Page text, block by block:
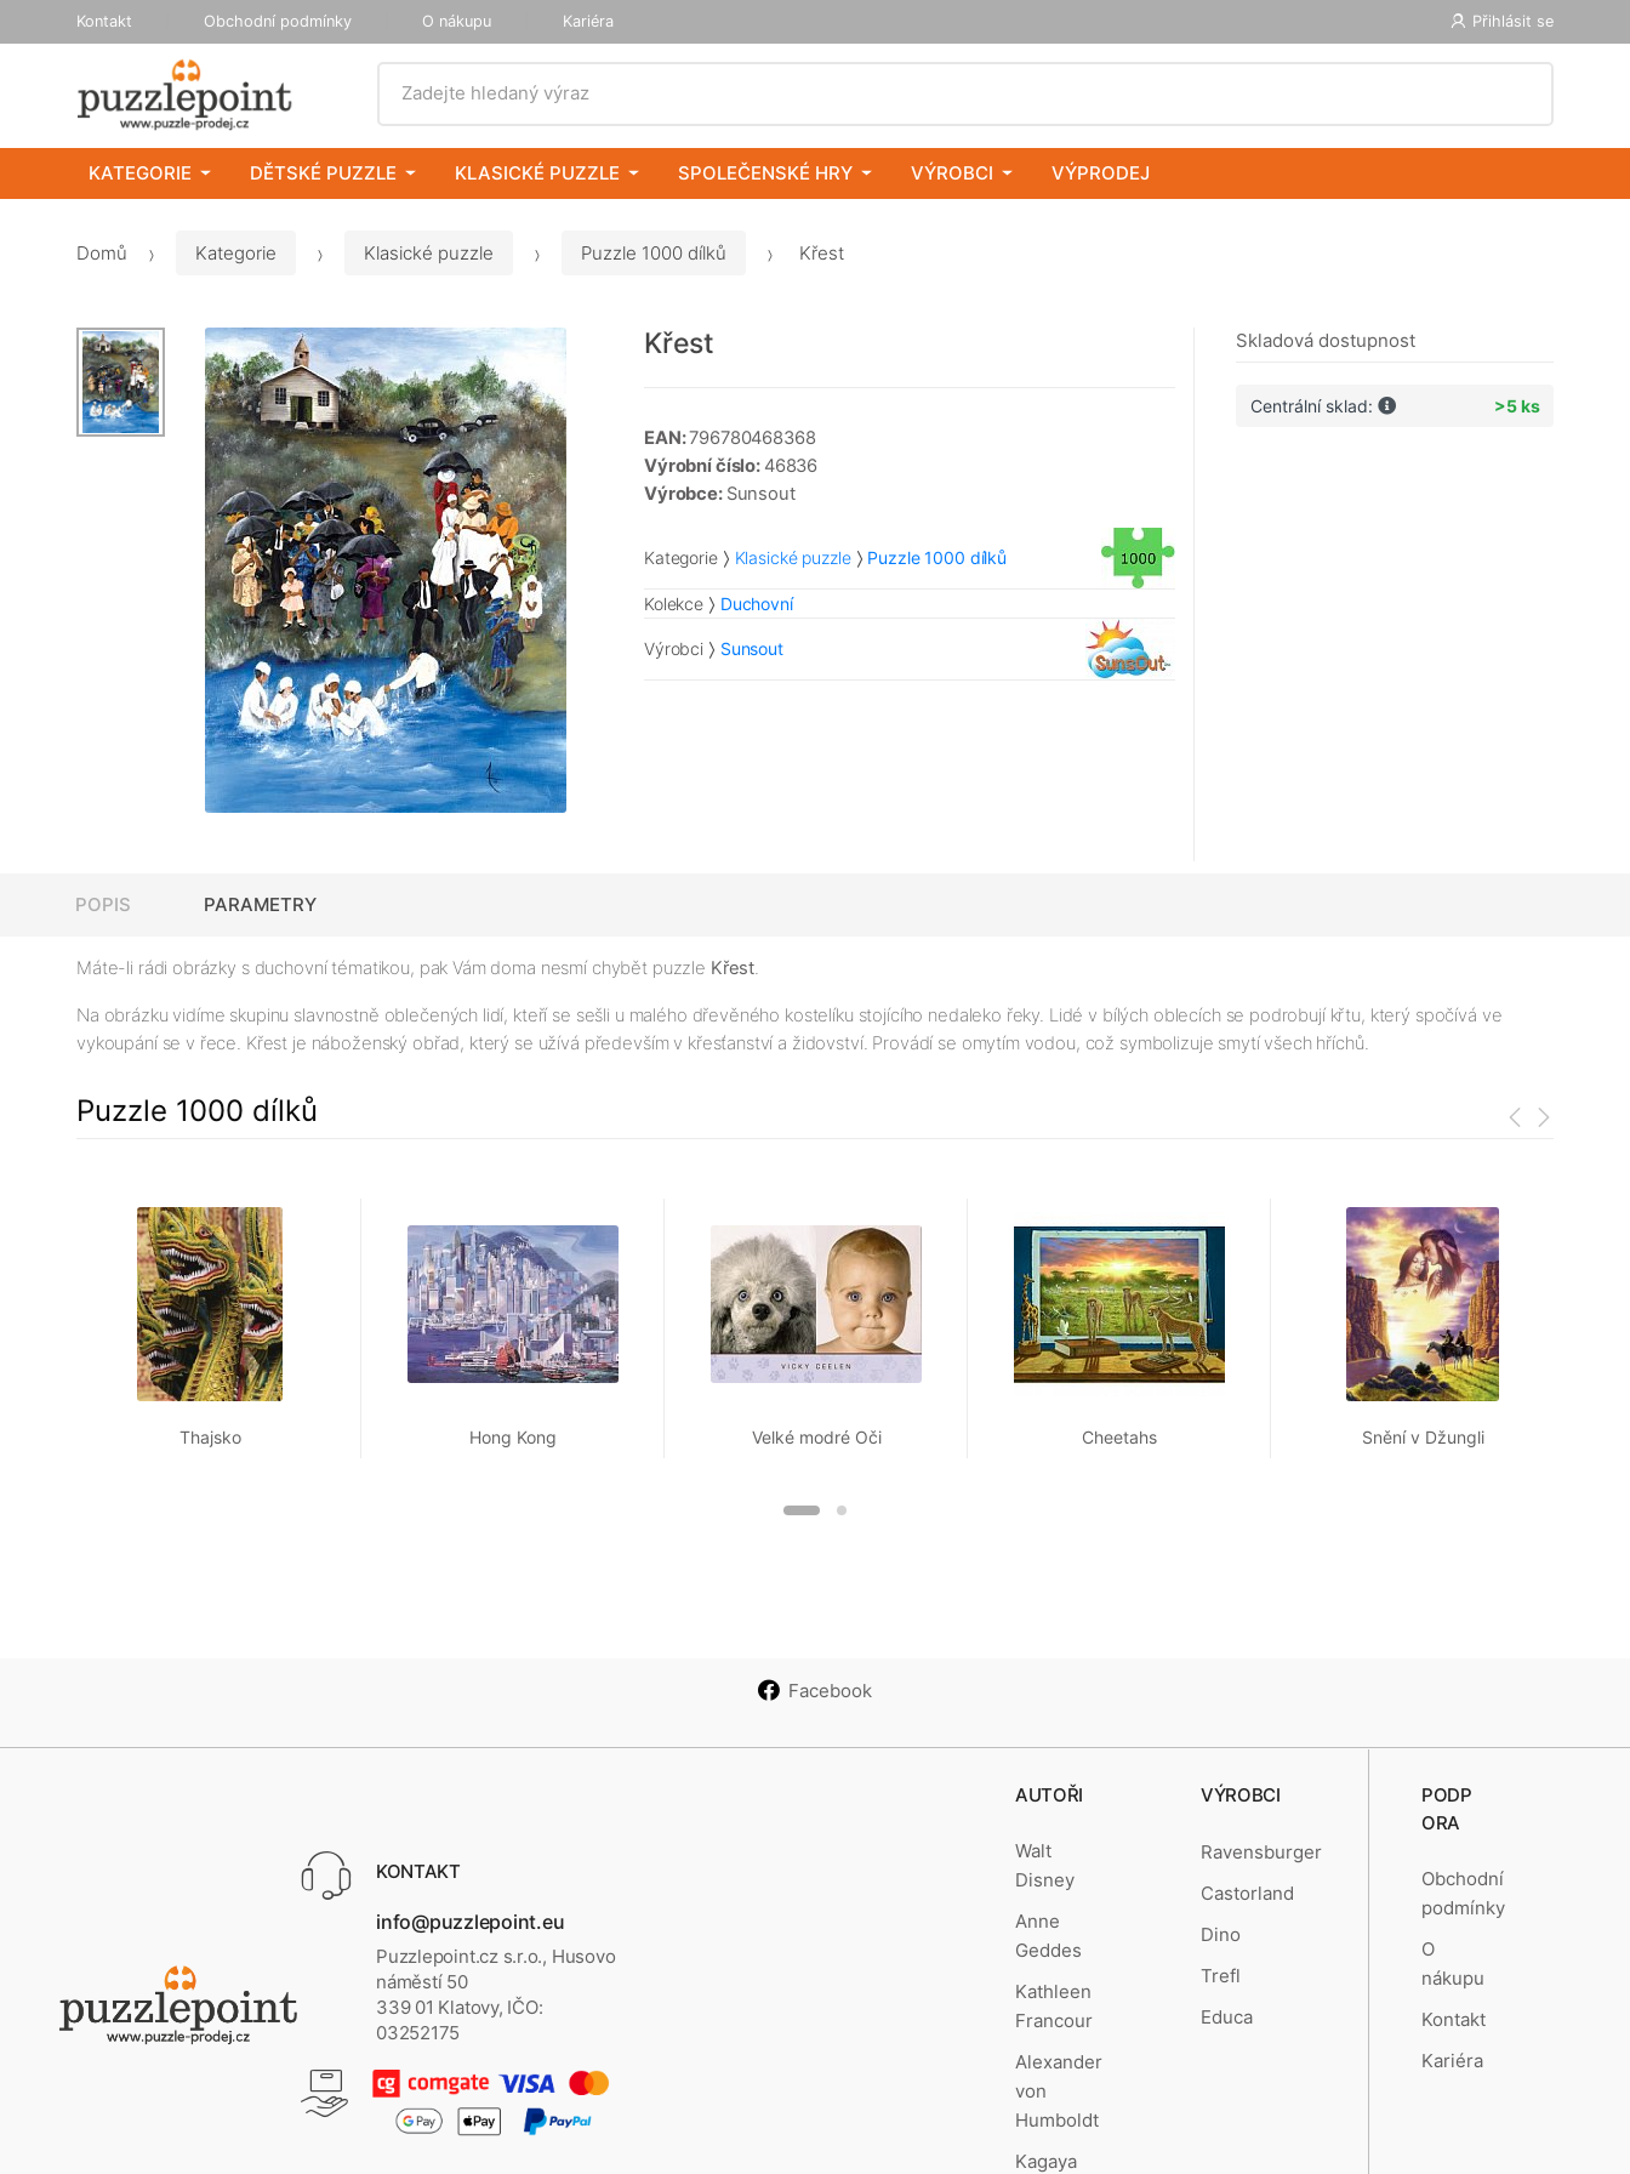
Kontakt Obchodní podmínky O nákupu Kariéra Přihlásit se
Zadejte hledaný výraz
KATEGORIE DĚTSKÉ PUZZLE KLASICKÉ PUZZLE SPOLEČENSKÉ HRY VÝROBCI VÝPRODEJ
Domů Kategorie Klasické puzzle Puzzle 1000 dílků Křest
Křest
EAN:796780468368
Výrobní číslo: 46836
Výrobce: Sunsout
Kategorie Klasické puzzle Puzzle 1000 dílků
Kolekce Duchovní
Výrobci Sunsout
Skladová dostupnost
Centrální sklad: >5 ks
POPIS PARAMETRY
Máte-li rádi obrázky s duchovní tématikou, pak Vám doma nesmí chybět puzzle Křest.
Na obrázku vidíme skupinu slavnostně oblečených lidí, kteří se sešli u malého dřevěného kostelíku stojícího nedaleko řeky. Lidé v bílých oblecích se podrobují křtu, který spočívá ve
vykoupání se v řece. Křest je náboženský obřad, který se užívá především v křesťanství a židovství. Provádí se omytím vodou, což symbolizuje smytí všech hříchů.
Puzzle 1000 dílků
Thajsko Hong Kong Velké modré Oči Cheetahs Snění v Džungli
Facebook
KONTAKT
info@puzzlepoint.eu
Puzzlepoint.cz s.r.o., Husovo
náměstí 50
339 01 Klatovy, IČO:
03252175
AUTOŘI
Walt
Disney
Anne
Geddes
Kathleen
Francour
Alexander
von
Humboldt
Kagaya
VÝROBCI
Ravensburger
Castorland
Dino
Trefl
Educa
PODP
ORA
Obchodní
podmínky
O
nákupu
Kontakt
Kariéra